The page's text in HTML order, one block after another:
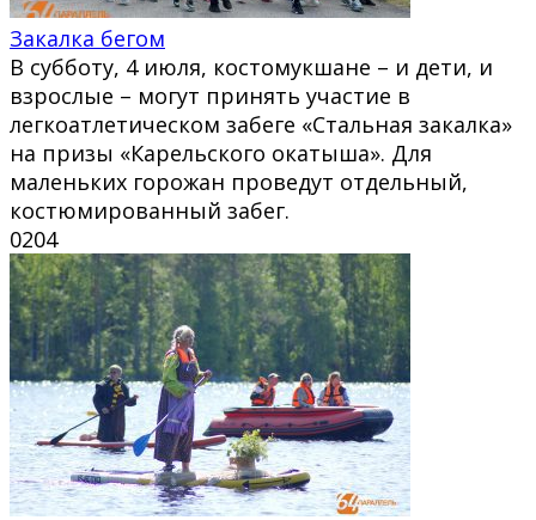
Закалка бегом
В субботу, 4 июля, костомукшане – и дети, и
взрослые – могут принять участие в
легкоатлетическом забеге «Стальная закалка»
на призы «Карельского окатыша». Для
маленьких горожан проведут отдельный,
костюмированный забег.
0204